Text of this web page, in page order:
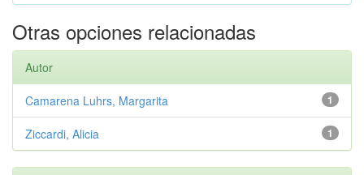
Otras opciones relacionadas
Autor
1
Camarena Luhrs, Margarita
1
Ziccardi, Alicia